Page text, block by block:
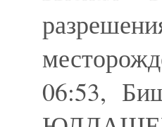
06:53,